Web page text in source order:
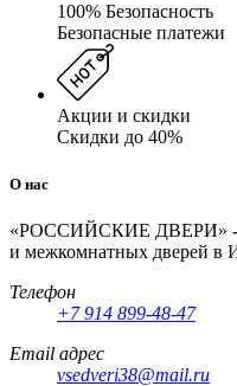
100% Безопасность
Безопасные платежи
Акции и скидки
Скидки до 40%
О нас
«РОССИЙСКИЕ ДВЕРИ» -
и межкомнатных дверей в
Телефон
+7 914 899-48-47
Email адрес
vsedveri38@mail.ru